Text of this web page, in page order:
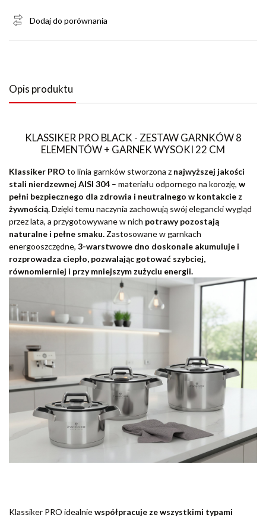
Dodaj do porównania
Opis produktu
KLASSIKER PRO BLACK - ZESTAW GARNKÓW 8
ELEMENTÓW + GARNEK WYSOKI 22 CM
Klassiker PRO to linia garnków stworzona z najwyższej jakości
stali nierdzewnej AISI 304 – materiału odpornego na korozję, w
pełni bezpiecznego dla zdrowia i neutralnego w kontakcie z
żywnością.Dzięki temu naczynia zachowują swój elegancki wygląd
przez lata, a przygotowywane w nich potrawy pozostają
naturalne i pełne smaku. Zastosowane w garnkach
energooszczędne, 3-warstwowe dno doskonale akumuluje i
rozprowadza ciepło, pozwalając gotować szybciej,
równomierniej i przy mniejszym zużyciu energii.
Klassiker PRO idealniewspółpracuje ze wszystkimi typami